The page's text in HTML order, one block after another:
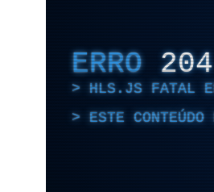
ERRO 204
HLS.JS FATAL
ESTE